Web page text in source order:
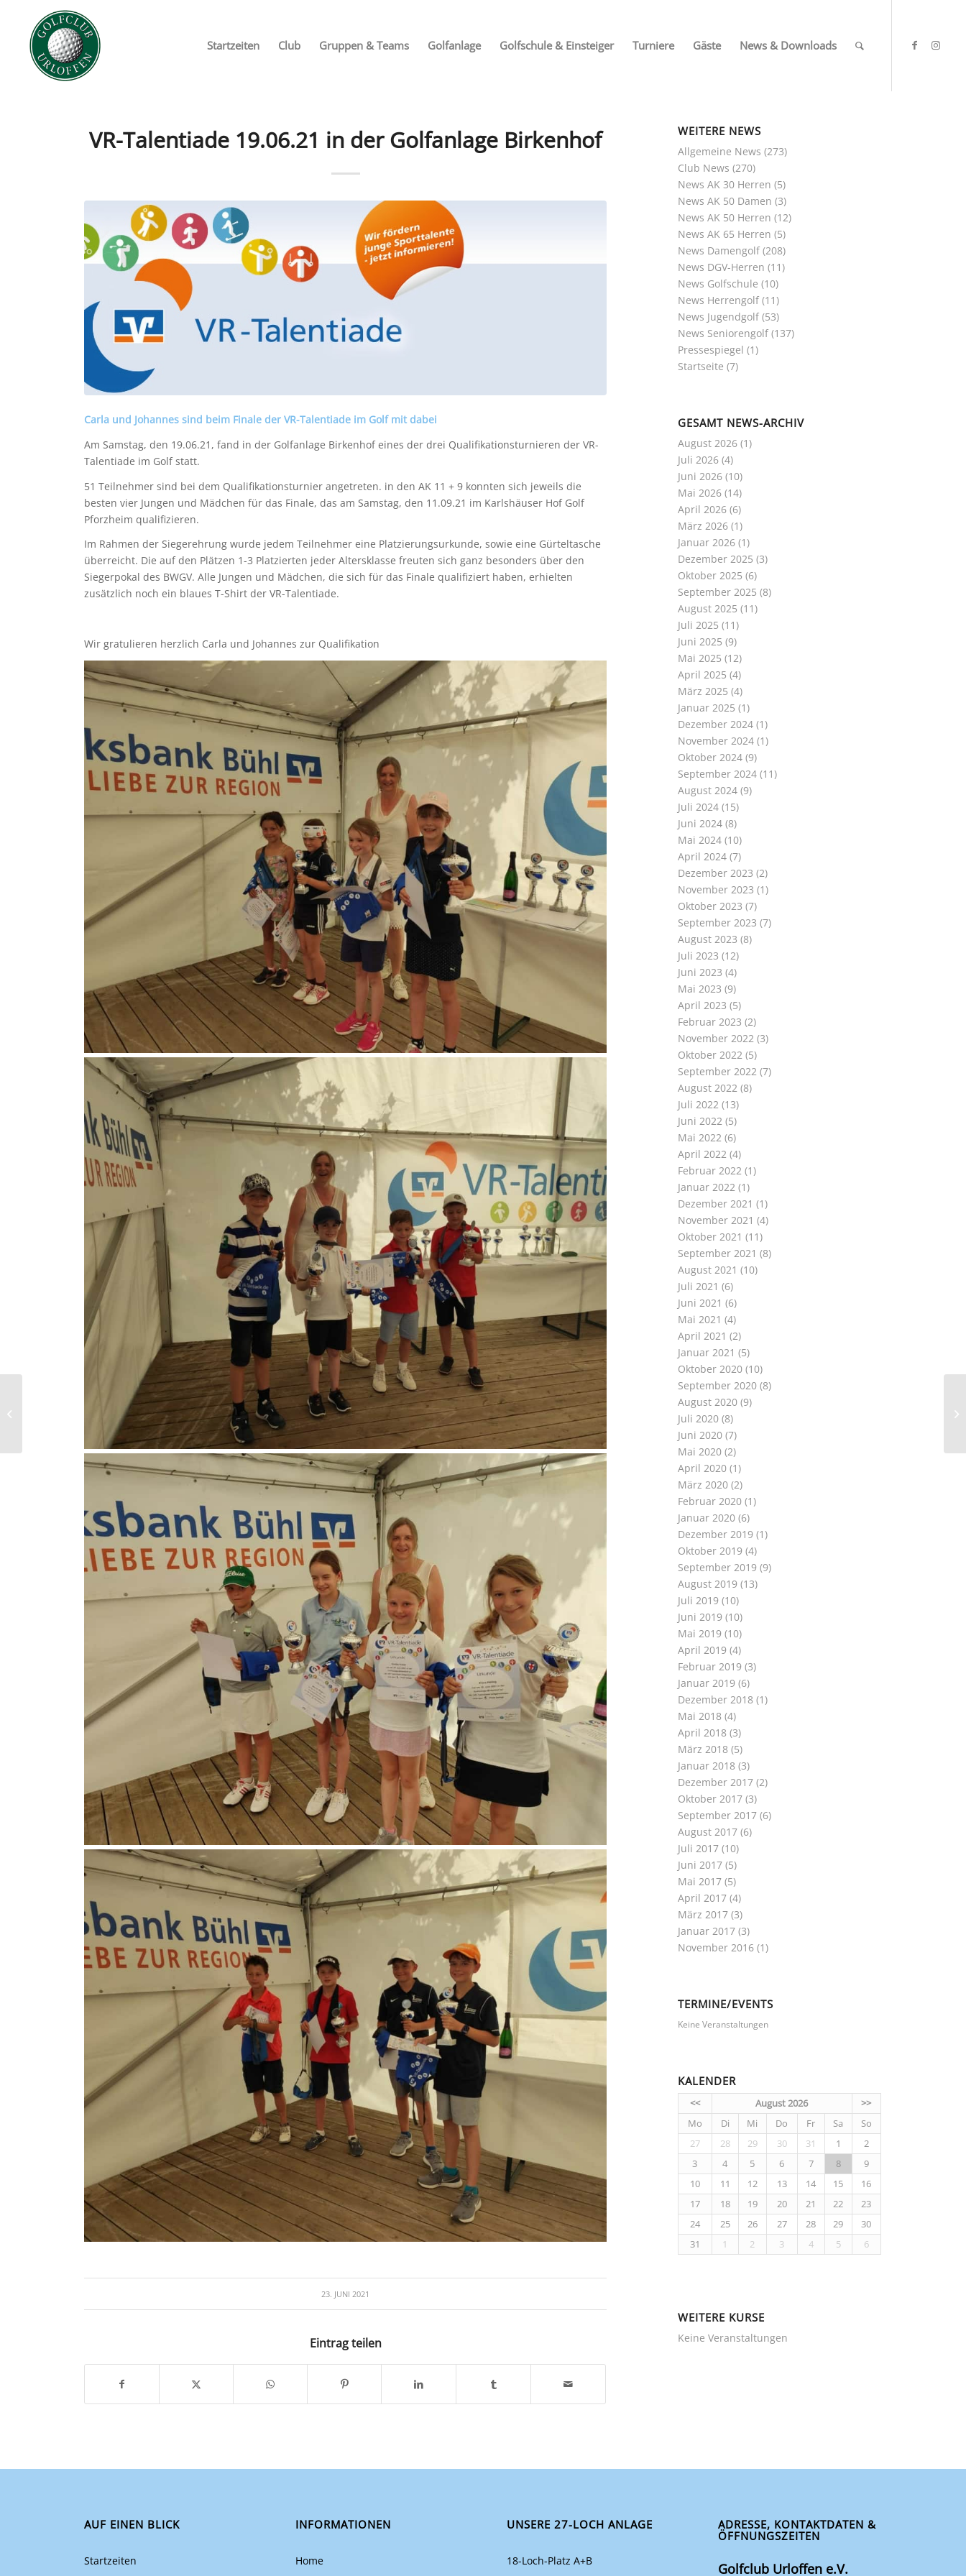
Startzeiten Club Gruppen & Teams Golfanlage Golfschule & Einsteiger Turniere Gäste News & Downloads
VR-Talentiade 19.06.21 in der Golfanlage Birkenhof
Carla und Johannes sind beim Finale der VR-Talentiade im Golf mit dabei
Am Samstag, den 19.06.21, fand in der Golfanlage Birkenhof eines der drei Qualifikationsturnieren der VR-
Talentiade im Golf statt.
51 Teilnehmer sind bei dem Qualifikationsturnier angetreten. in den AK 11 + 9 konnten sich jeweils die
besten vier Jungen und Mädchen für das Finale, das am Samstag, den 11.09.21 im Karlshäuser Hof Golf
Pforzheim qualifizieren.
Im Rahmen der Siegerehrung wurde jedem Teilnehmer eine Platzierungsurkunde, sowie eine Gürteltasche
überreicht. Die auf den Plätzen 1-3 Platzierten jeder Altersklasse freuten sich ganz besonders über den
Siegerpokal des BWGV. Alle Jungen und Mädchen, die sich für das Finale qualifiziert haben, erhielten
zusätzlich noch ein blaues T-Shirt der VR-Talentiade.
Wir gratulieren herzlich Carla und Johannes zur Qualifikation
23. JUNI 2021
Eintrag teilen
WEITERE NEWS
Allgemeine News (273)
Club News (270)
News AK 30 Herren (5)
News AK 50 Damen (3)
News AK 50 Herren (12)
News AK 65 Herren (5)
News Damengolf(208)
News DGV-Herren (11)
News Golfschule (10)
News Herrengolf(11)
News Jugendgolf(53)
News Seniorengolf(137)
Pressespiegel (1)
Startseite (7)
GESAMT NEWS-ARCHIV
August 2026(1)
Juli 2026(4)
Juni 2026(10)
Mai 2026(14)
April 2026(6)
März 2026(1)
Januar 2026(1)
Dezember 2025 (3)
Oktober 2025 (6)
September 2025 (8)
August 2025 (11)
Juli 2025 (11)
Juni 2025 (9)
Mai 2025 (12)
April 2025 (4)
März 2025 (4)
Januar 2025 (1)
Dezember 2024(1)
November 2024(1)
Oktober 2024(9)
September 2024(11)
August 2024(9)
Juli 2024(15)
Juni 2024(8)
Mai 2024(10)
April 2024(7)
Dezember 2023 (2)
November 2023 (1)
Oktober 2023 (7)
September 2023 (7)
August 2023 (8)
Juli 2023 (12)
Juni 2023 (4)
Mai 2023 (9)
April 2023 (5)
Februar 2023 (2)
November 2022(3)
Oktober 2022(5)
September 2022(7)
August 2022(8)
Juli 2022(13)
Juni 2022(5)
Mai 2022(6)
April 2022(4)
Februar 2022(1)
Januar 2022(1)
Dezember 2021 (1)
November 2021 (4)
Oktober 2021 (11)
September 2021 (8)
August 2021 (10)
Juli 2021 (6)
Juni 2021 (6)
Mai 2021 (4)
April 2021 (2)
Januar 2021 (5)
Oktober 2020(10)
September 2020(8)
August 2020(9)
Juli 2020(8)
Juni 2020(7)
Mai 2020(2)
April 2020(1)
März 2020(2)
Februar 2020(1)
Januar 2020(6)
Dezember 2019(1)
Oktober 2019(4)
September 2019(9)
August 2019(13)
Juli 2019(10)
Juni 2019(10)
Mai 2019(10)
April 2019(4)
Februar 2019(3)
Januar 2019(6)
Dezember 2018(1)
Mai 2018(4)
April 2018(3)
März 2018(5)
Januar 2018(3)
Dezember 2017(2)
Oktober 2017(3)
September 2017(6)
August 2017(6)
Juli 2017(10)
Juni 2017(5)
Mai 2017(5)
April 2017(4)
März 2017(3)
Januar 2017(3)
November 2016(1)
TERMINE/EVENTS
Keine Veranstaltungen
KALENDER
<< August 2026
>>
Mo
Di Mi Do Fr Sa
So
27
28 29 30 31 1
2
3
4 5 6 7 8
9
10
11 12 13 14 15
16
17
18 19 20 21 22
23
24
25 26 27 28 29
30
31
1 2 3 4 5 6
WEITERE KURSE
Keine Veranstaltungen
AUF EINEN BLICK
Startzeiten
INFORMATIONEN
Home
UNSERE 27-LOCH ANLAGE
18-Loch-Platz A+B
ADRESSE, KONTAKTDATEN &
ÖFFNUNGSZEITEN
Golfclub Urloffen e.V.
Turnier der Peter Hahn